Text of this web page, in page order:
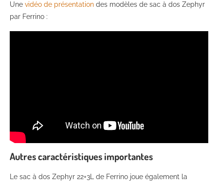
Une vidéo de présentation des modèles de sac à dos Zephyr
par Ferrino :
Autres caractéristiques importantes
Le sac à dos Zephyr 22+3L de Ferrino joue également la